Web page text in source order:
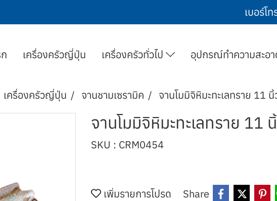
เบอร์โท
เครื่องครัวญี่ปุ่น เครื่องครัวทั่วไป อุปกรณ์ทำความสะอ
เครื่องครัวญี่ปุ่น จานชามเซรามิค จานโมมิจิหิมะทะเลทราย 11 นิ้
จานโมมิจิหิมะทะเลทราย 11
SKU : CRM0454
เพิ่มรายการโปรด Share